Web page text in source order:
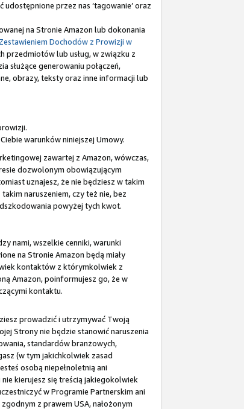
przez nas ‘tagowanie’ oraz
na Stronie Amazon lub dokonania
Zestawieniem Dochodów z Prowizji w
przedmiotów lub usług, w związku z
służące generowaniu połączeń,
obrazy, teksty oraz inne informacji lub
warunków niniejszej Umowy.
zawartej z Amazon, wówczas,
dozwolonym obowiązującym
uznajesz, że nie będziesz w takim
naruszeniem, czy też nie, bez
powyżej tych kwot.
nami, wszelkie cenniki, warunki
na Stronie Amazon będą miały
kontaktów z którymkolwiek z
Amazon, poinformujesz go, że w
kontaktu.
prowadzić i utrzymywać Twoją
Strony nie będzie stanowić naruszenia
standardów branżowych,
(w tym jakichkolwiek zasad
osobą niepełnoletnią ani
kierujesz się treścią jakiegokolwiek
w Programie Partnerskim ani
z prawem USA, nałożonym